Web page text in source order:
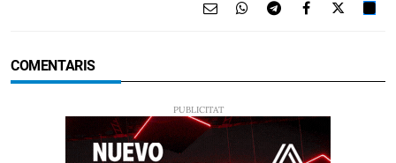
COMENTARIS